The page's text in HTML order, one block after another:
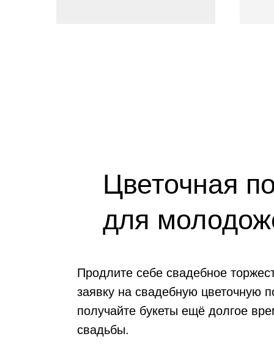
Цветочная
для
Продлите себе свадебное
заявку на свадебную цветочную
получайте букеты ещё долгое
свадьбы.